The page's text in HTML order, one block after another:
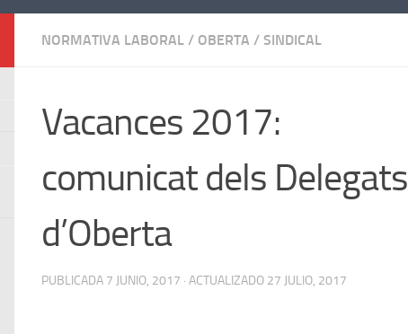
NORMATIVA LABORAL / OBERTA / SINDICAL
Vacances 2017:
comunicat dels Delegats
d’Oberta
PUBLICADA 7 JUNIO, 2017 · ACTUALIZADO 27 JULIO, 2017